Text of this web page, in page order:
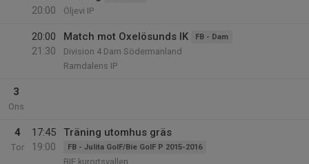
20:00
Öljevi IP
20:00
21:30
Match mot Oxelösunds IK FB - Dam
Division 4 Dam Södermanland
Ramdalens IP
3
Ons
4
Tor
17:45
19:00
Träning utomhus gräs
FB - Julita GoIF/Bie GoIF P 2015-2016
BIE kurortsvallen